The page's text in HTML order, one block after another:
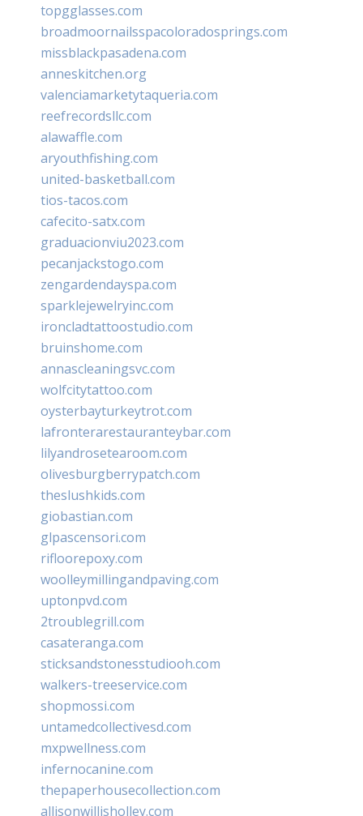
topgglasses.com
broadmoornailsspacoloradosprings.com
missblackpasadena.com
anneskitchen.org
valenciamarketytaqueria.com
reefrecordsllc.com
alawaffle.com
aryouthfishing.com
united-basketball.com
tios-tacos.com
cafecito-satx.com
graduacionviu2023.com
pecanjackstogo.com
zengardendayspa.com
sparklejewelryinc.com
ironcladtattoostudio.com
bruinshome.com
annascleaningsvc.com
wolfcitytattoo.com
oysterbayturkeytrot.com
lafronterarestauranteybar.com
lilyandrosetearoom.com
olivesburgberrypatch.com
theslushkids.com
giobastian.com
glpascensori.com
rifloorepoxy.com
woolleymillingandpaving.com
uptonpvd.com
2troublegrill.com
casateranga.com
sticksandstonesstudiooh.com
walkers-treeservice.com
shopmossi.com
untamedcollectivesd.com
mxpwellness.com
infernocanine.com
thepaperhousecollection.com
allisonwillisholley.com